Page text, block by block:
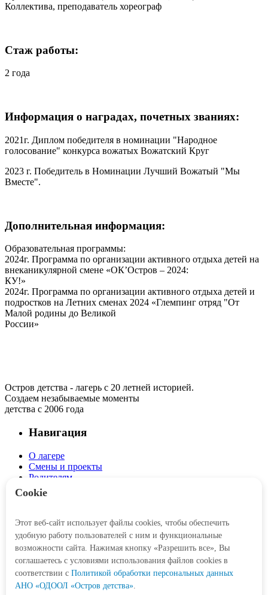
Коллектива, преподаватель хореограф
Стаж работы:
2 года
Информация о наградах, почетных званиях:
2021г. Диплом победителя в номинации "Народное
голосование" конкурса вожатых Вожатский Круг
2023 г. Победитель в Номинации Лучший Вожатый "Мы
Вместе".
Дополнительная информация:
Образовательная программы:
2024г. Программа по организации активного отдыха детей на
внеканикулярной смене «ОК’Остров – 2024:
КУ!»
2024г. Программа по организации активного отдыха детей и
подростков на Летних сменах 2024 «Глемпинг отряд "От
Малой родины до Великой
России»
Остров детства - лагерь с 20 летней историей.
Создаем незабываемые моменты
детства с 2006 года
Навигация
О лагере
Смены и проекты
Родителям
Детям
Личный кабинет
Корзина
Социальные сети
Cookie
Этот веб-сайт использует файлы cookies, чтобы обеспечить
удобную работу пользователей с ним и функциональные
возможности сайта. Нажимая кнопку «Разрешить все», Вы
соглашаетесь с условиями использования файлов cookies в
соответствии c Политикой обработки персональных данных
АНО «ОДООЛ «Остров детства».